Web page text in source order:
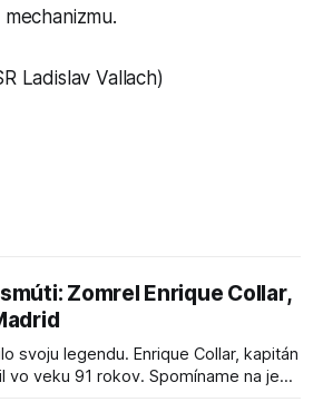
Ladislav Vallach)
Zomrel Enrique Collar,
svoju legendu. Enrique Collar, kapitán
vo veku 91 rokov. Spomíname na jeho